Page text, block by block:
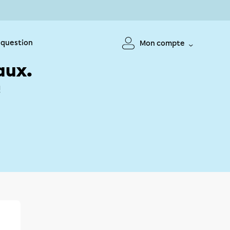
question Mon compte